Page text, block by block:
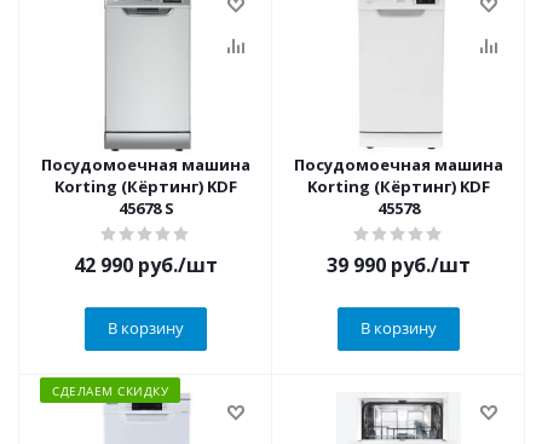
Посудомоечная машина
Korting (Кёртинг) KDF
45678 S
42 990 руб./шт
В корзину
Посудомоечная машина
Korting (Кёртинг) KDF
45578
39 990 руб./шт
В корзину
СДЕЛАЕМ СКИДКУ